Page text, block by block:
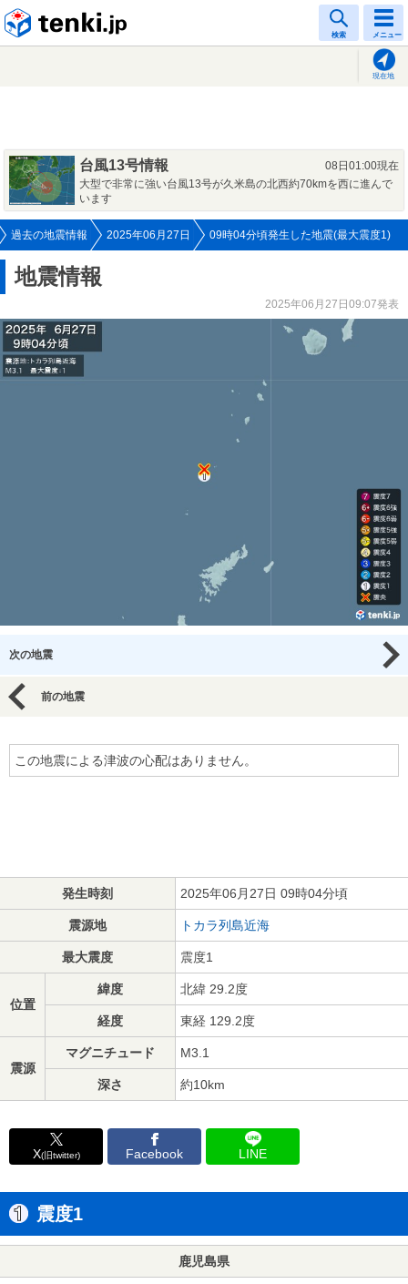
検索 メニュー
現在地
台風13号情報
08日01:00現在
大型で非常に強い台風13号が久米島の北西約70kmを西に進んで
います
過去の地震情報 2025年06月27日 09時04分頃発生した地震(最大震度1)
地震情報
2025年06月27日09:07発表
次の地震
前の地震
この地震による津波の心配はありません。
発生時刻 2025年06月27日 09時04分頃
震源地 トカラ列島近海
最大震度 震度1
位置
緯度 北緯 29.2度
経度 東経 129.2度
震源
マグニチュード M3.1
深さ 約10km
X(旧twitter) Facebook LINE
震度1
鹿児島県